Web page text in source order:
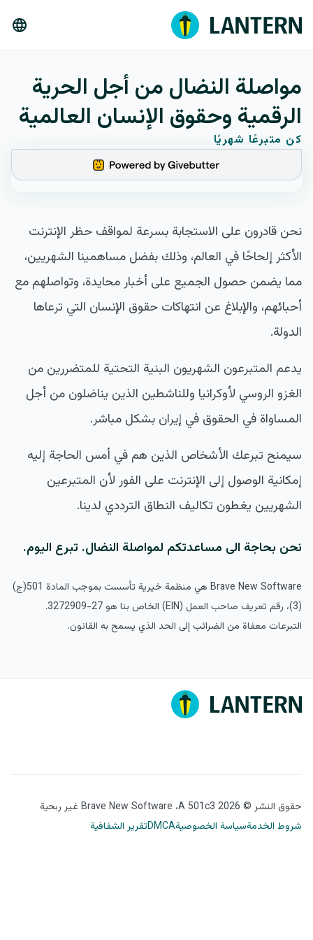
مواصلة النضال من أجل الحرية
الرقمية وحقوق الإنسان العالمية
كن متبرعًا شهريًا
نحن قادرون على الاستجابة بسرعة لمواقف حظر الإنترنت
الأكثر إلحاحًا في العالم، وذلك بفضل مساهمينا الشهريين،
مما يضمن حصول الجميع على أخبار محايدة، وتواصلهم مع
أحبائهم، والإبلاغ عن انتهاكات حقوق الإنسان التي ترعاها
الدولة.
يدعم المتبرعون الشهريون البنية التحتية للمتضررين من
الغزو الروسي لأوكرانيا وللناشطين الذين يناضلون من أجل
المساواة في الحقوق في إيران بشكل مباشر.
سيمنح تبرعك الأشخاص الذين هم في أمس الحاجة إليه
إمكانية الوصول إلى الإنترنت على الفور لأن المتبرعين
الشهريين يغطون تكاليف النطاق الترددي لدينا.
نحن بحاجة الى مساعدتكم لمواصلة النضال. تبرع اليوم.
Brave New Software هي منظمة خيرية تأسست بموجب المادة 501(ج)
(3)، رقم تعريف صاحب العمل (EIN) الخاص بنا هو 27-3272909.
التبرعات معفاة من الضرائب إلى الحد الذي يسمح به القانون.
حقوق النشر © 2026 Brave New Software ،A 501c3 غير ربحية
شروط الخدمةسياسة الخصوصيةDMCAتقرير الشفافية